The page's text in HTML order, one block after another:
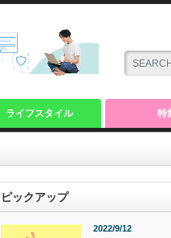
ライフスタイル 特
ピックアップ
2022/9/12